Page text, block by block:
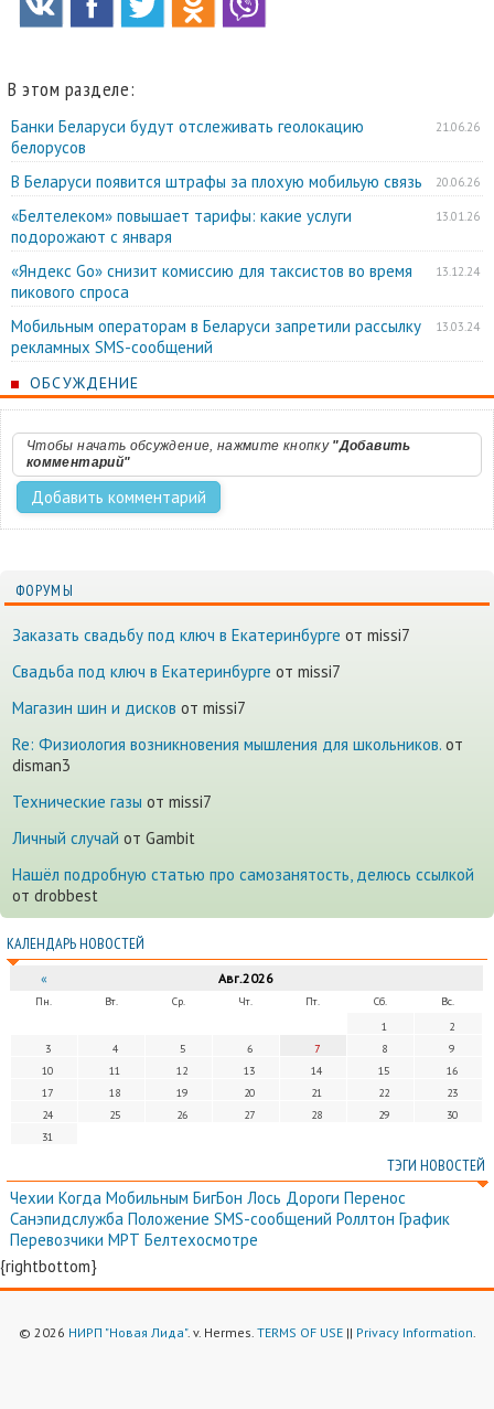
В этом разделе:
21.06.26
Банки Беларуси будут отслеживать геолокацию
белорусов
20.06.26
В Беларуси появится штрафы за плохую мобильую связь
13.01.26
«Белтелеком» повышает тарифы: какие услуги
подорожают с января
13.12.24
«Яндекс Go» снизит комиссию для таксистов во время
пикового спроса
13.03.24
Мобильным операторам в Беларуси запретили рассылку
рекламных SMS-сообщений
ОБСУЖДЕНИЕ
Чтобы начать обсуждение, нажмите кнопку "Добавить
комментарий"
ФОРУМЫ
Заказать свадьбу под ключ в Екатеринбурге от missi7
Cвадьба под ключ в Екатеринбурге от missi7
Магазин шин и дисков от missi7
Re: Физиология возникновения мышления для школьников. от
disman3
Технические газы от missi7
Личный случай от Gambit
Нашёл подробную статью про самозанятость, делюсь ссылкой
от drobbest
КАЛЕНДАРЬ НОВОСТЕЙ
« Авг.2026
Пн. Вт. Ср. Чт. Пт. Сб.
Вс.
1
2
3
4 5 6 7 8
9
10
11 12 13 14 15
16
17
18 19 20 21 22
23
24
25 26 27 28 29
30
31
ТЭГИ НОВОСТЕЙ
Чехии Когда Мобильным БигБон Лось Дороги Перенос
Санэпидслужба Положение SMS-сообщений Роллтон График
Перевозчики МРТ Белтехосмотре
{rightbottom}
© 2026 НИРП "Новая Лида". v. Hermes. TERMS OF USE|| Privacy Information.